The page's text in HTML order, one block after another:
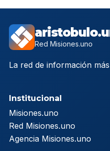
Red Misiones.uno
La red de información
Institucional
Misiones.uno
Red Misiones.uno
Agencia Misiones.uno